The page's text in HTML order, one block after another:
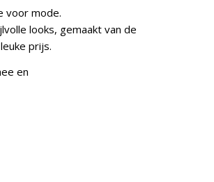
voor mode.
looks, gemaakt van de
prijs.
en